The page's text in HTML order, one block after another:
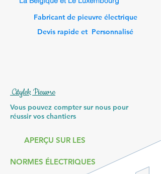
Fabricant de pieuvre électrique
Devis rapide et Personnalisé
Citylek Pieuvre
Vous pouvez compter sur nous pour
réussir vos chantiers
APERÇU SUR LES
NORMES ÉLECTRIQUES